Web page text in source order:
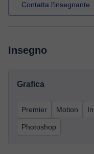
Contatta l'insegnante
Insegno
Grafica
Premier Motion
Photoshop